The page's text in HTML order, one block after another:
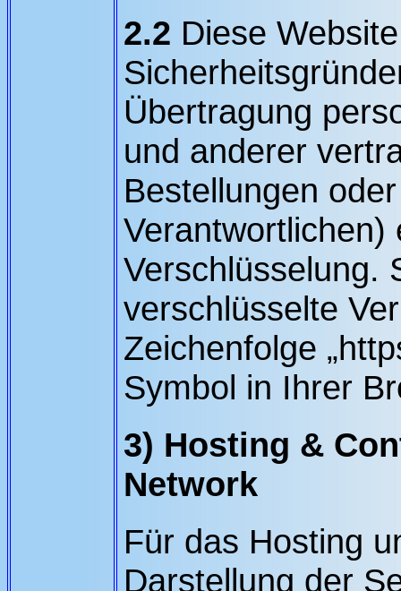
2.2 Diese
Übertragung
und anderer
Bestellungen
Verantwortlichen)
Verschlüsselung.
verschlüsselte
Zeichenfolge
Symbol in Ihrer
3) Hosting &
Network
Für das Hosting
Darstellung der